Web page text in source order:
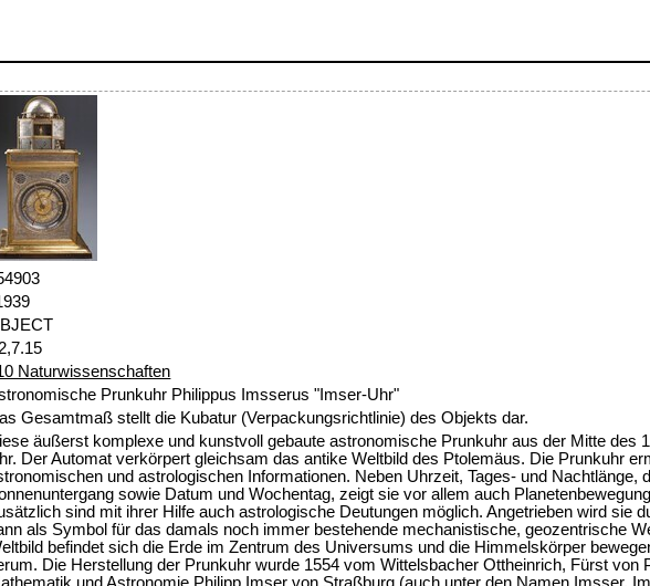
Naturwissenschaften
Prunkuhr Philippus Imsserus "Imser-Uhr"
Gesamtmaß stellt die Kubatur (Verpackungsrichtlinie) des Objekts dar.
äußerst komplexe und kunstvoll gebaute astronomische Prunkuhr aus der Mitte des
Der Automat verkörpert gleichsam das antike Weltbild des Ptolemäus. Die Prunkuhr
und astrologischen Informationen. Neben Uhrzeit, Tages- und Nachtlänge,
sowie Datum und Wochentag, zeigt sie vor allem auch
sind mit ihrer Hilfe auch astrologische Deutungen möglich. Angetrieben wird sie
als Symbol für das damals noch immer bestehende mechanistische, geozentrische
befindet sich die Erde im Zentrum des Universums und die Himmelskörper
Die Herstellung der Prunkuhr wurde 1554 vom Wittelsbacher Ottheinrich, Fürst